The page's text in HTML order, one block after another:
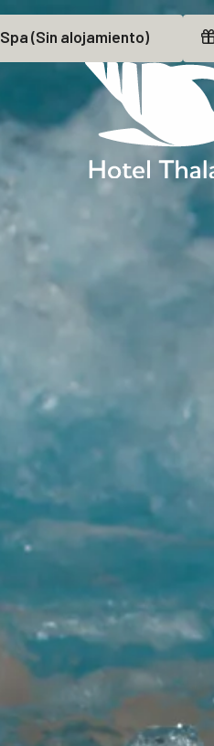
Spa (Sin alojamiento)